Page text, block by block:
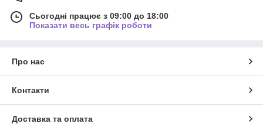
Сьогодні працює з 09:00 до 18:00
Показати весь графік роботи
Про нас
Контакти
Доставка та оплата